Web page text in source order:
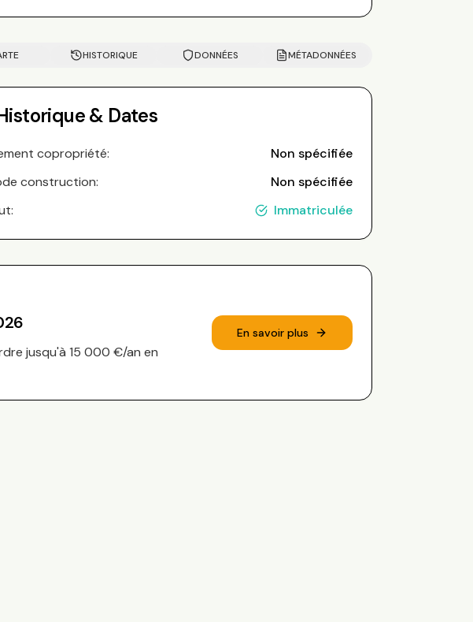
HISTORIQUE DONNÉES MÉTADONNÉES
& Dates
copropriété:
Non spécifiée
construction:
Non spécifiée
Immatriculée
jusqu'à 15 000 €/an en
En savoir plus